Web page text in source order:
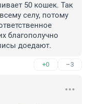
50 кошек. Так
селу, потому
благополучно
доедают.
+0 –3